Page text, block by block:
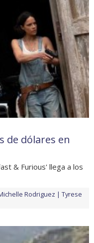
de dólares en
& Furious' llega a los
Rodriguez
Tyrese